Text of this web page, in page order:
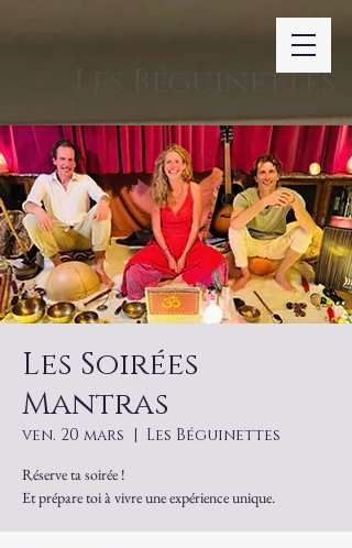
Les Béguinettes
Les Soirées
Mantras
ven. 20 mars
  |
Les Béguinettes
Réserve ta soirée !
Et prépare toi à vivre une expérience unique.